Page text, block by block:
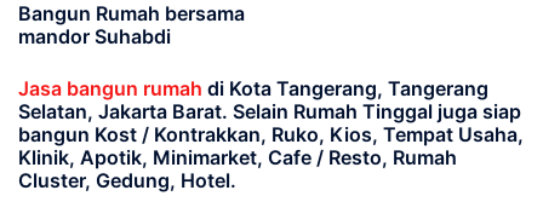
Bangun Rumah bersama
mandor Suhabdi
Jasa bangun rumah di Kota Tangerang, Tangerang
Selatan, Jakarta Barat. Selain Rumah Tinggal juga siap
bangun Kost / Kontrakkan, Ruko, Kios, Tempat Usaha,
Klinik, Apotik, Minimarket, Cafe / Resto, Rumah
Cluster, Gedung, Hotel.